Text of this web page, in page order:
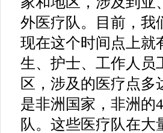
外医疗队。目前，我
现在这个时间点上就
生、护士、工作人员
区，涉及的医疗点
是非洲国家，非洲的
队。这些医疗队在